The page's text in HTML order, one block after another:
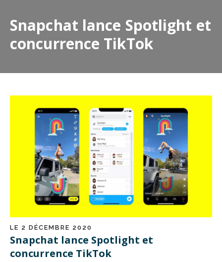
Snapchat lance Spotlight et
concurrence TikTok
LE 2 DÉCEMBRE 2020
Snapchat lance Spotlight et
concurrence TikTok